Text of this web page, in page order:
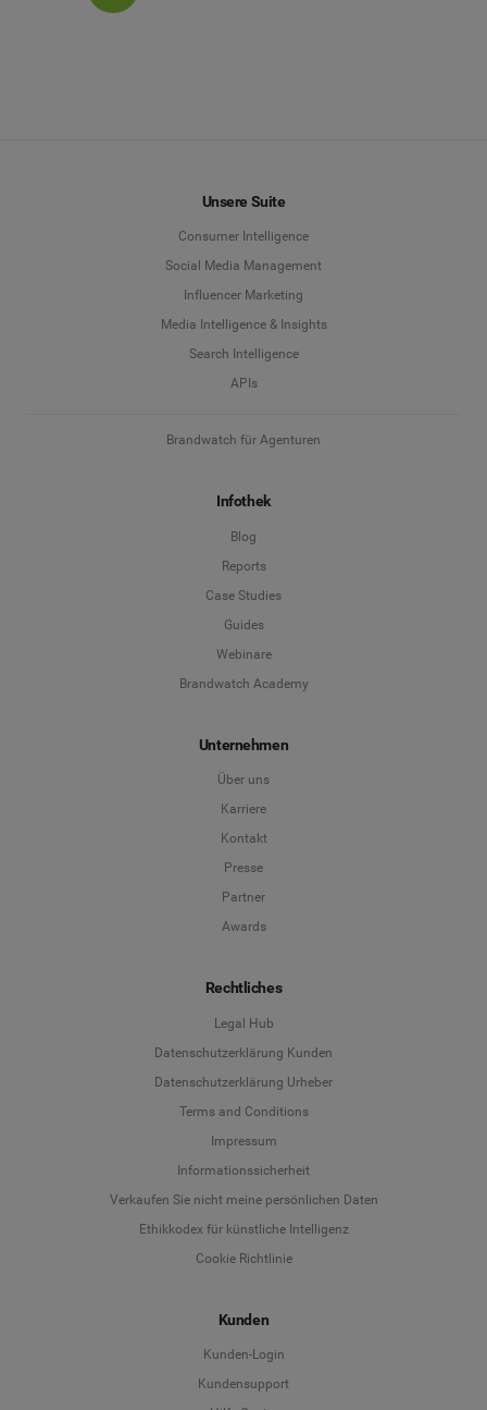
Unsere Suite
Consumer Intelligence
Social Media Management
Influencer Marketing
Media Intelligence & Insights
Search Intelligence
APIs
Brandwatch für Agenturen
Infothek
Blog
Reports
Case Studies
Guides
Webinare
Brandwatch Academy
Unternehmen
Über uns
Karriere
Kontakt
Presse
Partner
Awards
Rechtliches
Legal Hub
Datenschutzerklärung Kunden
Datenschutzerklärung Urheber
Terms and Conditions
Impressum
Informationssicherheit
Verkaufen Sie nicht meine persönlichen Daten
Ethikkodex für künstliche Intelligenz
Cookie Richtlinie
Kunden
Kunden-Login
Kundensupport
Deutsch